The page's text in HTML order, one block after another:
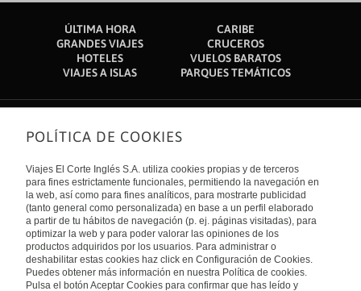
ÚLTIMA HORA
CARIBE
GRANDES VIAJES
CRUCEROS
HOTELES
VUELOS BARATOS
VIAJES A ISLAS
PARQUES TEMÁTICOS
Sobre nosotros
Quiénes somos
Financiación
Sostenibilidad
Turismo accesible
Tarjeta El Corte Inglés
Trabaja con nosotros
El Corte Inglés
Canal Ético
Enlaces de interés
Guías de viaje
Catálogos
Auto check-in
Condiciones Generales
Política de privacidad
Política de cookies
Accesibilidad
Internacional
España
POLÍTICA DE COOKIES
Viajes El Corte Inglés S.A. utiliza cookies propias y de terceros
para fines estrictamente funcionales, permitiendo la navegación en
la web, así como para fines analíticos, para mostrarte publicidad
(tanto general como personalizada) en base a un perfil elaborado
a partir de tu hábitos de navegación (p. ej. páginas visitadas), para
optimizar la web y para poder valorar las opiniones de los
productos adquiridos por los usuarios. Para administrar o
deshabilitar estas cookies haz click en Configuración de Cookies.
Puedes obtener más información en nuestra Política de cookies.
Pulsa el botón Aceptar Cookies para confirmar que has leído y